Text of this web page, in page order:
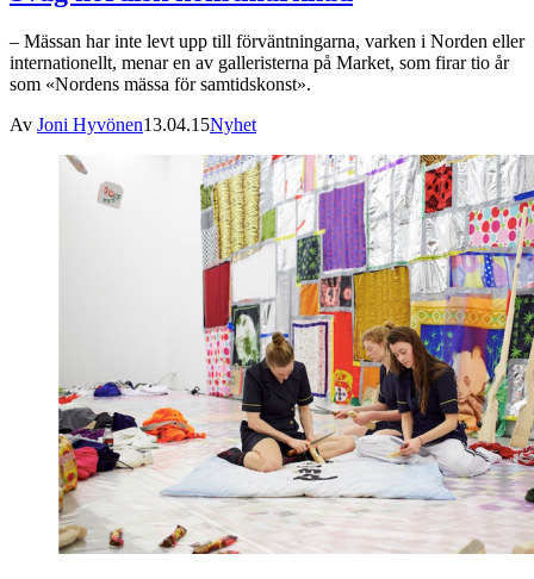
– Mässan har inte levt upp till förväntningarna, varken i Norden eller
internationellt, menar en av galleristerna på Market, som firar tio år
som «Nordens mässa för samtidskonst».
Av Joni Hyvönen13.04.15Nyhet